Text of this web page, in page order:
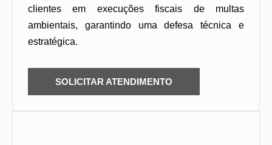
clientes em execuções fiscais de multas
ambientais, garantindo uma defesa técnica e
estratégica.
SOLICITAR ATENDIMENTO